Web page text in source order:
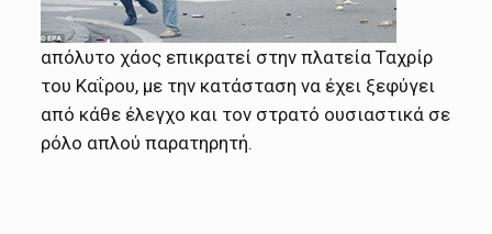
απόλυτο χάος επικρατεί στην πλατεία Ταχρίρ
του Καΐρου, με την κατάσταση να έχει ξεφύγει
από κάθε έλεγχο και τον στρατό ουσιαστικά σε
ρόλο απλού παρατηρητή.